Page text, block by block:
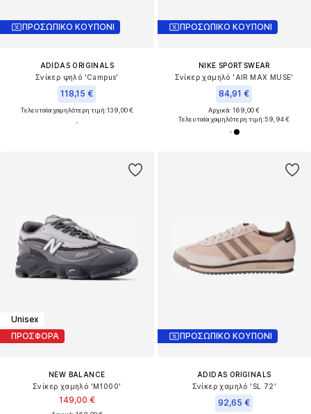
ΠΡΟΣΩΠΙΚΟ ΚΟΥΠΟΝΙ
ADIDAS ORIGINALS
Σνίκερ ψηλό 'Campus'
118,15 €
Τελευταία χαμηλότερη τιμή:139,00 €
ΠΡΟΣΩΠΙΚΟ ΚΟΥΠΟΝΙ
NIKE SPORTSWEAR
Σνίκερ χαμηλό 'AIR MAX MUSE'
84,91 €
Αρχικά: 169,00 €
Τελευταία χαμηλότερη τιμή:59,94 €
Unisex
ΠΡΟΣΦΟΡΑ
NEW BALANCE
Σνίκερ χαμηλό 'M1000'
149,00 €
ΠΡΟΣΩΠΙΚΟ ΚΟΥΠΟΝΙ
ADIDAS ORIGINALS
Σνίκερ χαμηλό 'SL 72'
92,65 €